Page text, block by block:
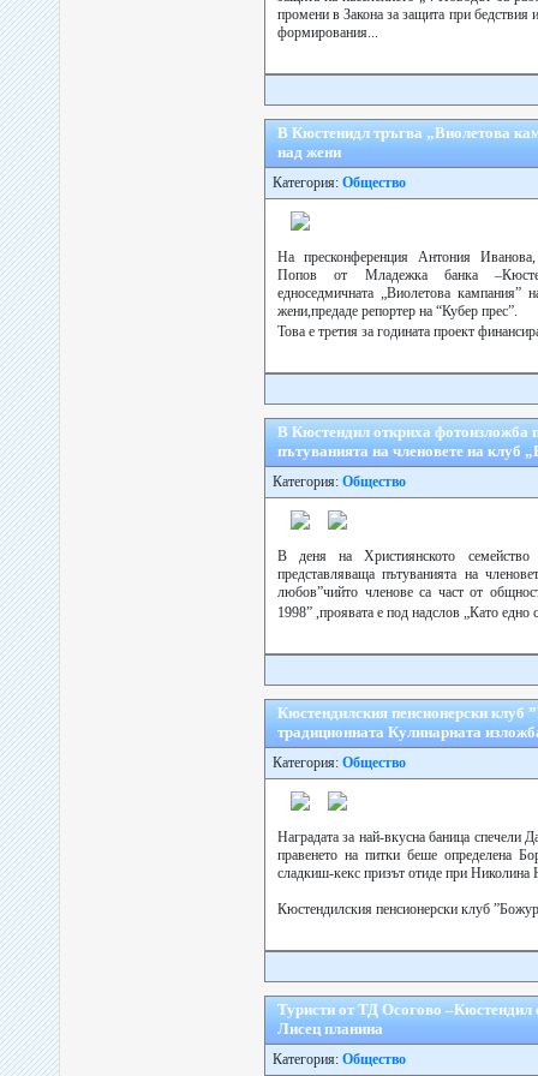
промени в Закона за защита при бедствия
формирования...
В Кюстенидл тръгва „Виолетова
над жени
Категория: Общество
На пресконференция Антония
Попов от Младежка банка
едноседмичната „Виолетова кампания”
жени,предаде репортер на “Кубер прес”.
Това е третия за годината проект
В Кюстендил откриха фотоизложба
пътуванията на членовете на клуб
Категория: Общество
В деня на Християнското
представляваща пътуванията на
любов”чийто членове са част от
1998” ,проявата е под надслов „Като
Кюстендилския пенсионерски клуб
традиционната Кулинарната
Категория: Общество
Наградата за най-вкусна баница спечели
правенето на питки беше определена
сладкиш-кекс призът отиде при Николина
Кюстендилския пенсионерски клуб
Туристи от ТД Осогово –Кюстендил
Лисец планина
Категория: Общество